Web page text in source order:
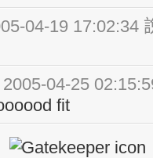
04-19 17:02:34
04-25
fit